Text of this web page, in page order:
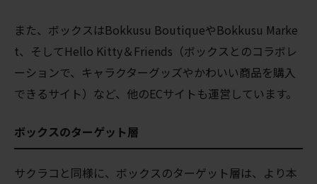
また、ボックスはBokkusu BoutiqueやBokkusu Marke
t、そしてHello Kitty＆Friends（ボックスとのコラボレ
ーションで、キャラクターグッズやかわいい商品を購入
できるサイト）など、他のECサイトも運営しています。
ボックスのターゲット層
サクラコと同様に、ボックスのターゲット層は、より本